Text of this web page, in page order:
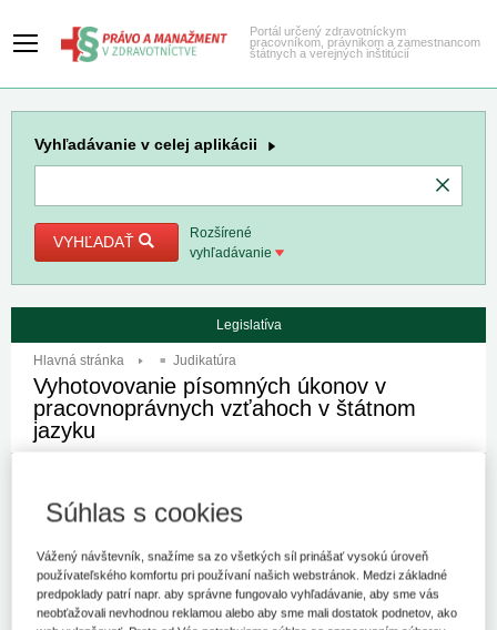
Portál určený zdravotníckym
pracovníkom, právnikom a zamestnancom
štátnych a verejných inštitúcií
Vyhľadávanie v celej aplikácii
VYHĽADAŤ
Rozšírené
vyhľadávanie
Legislatíva
Hlavná stránka Judikatúra
Vyhotovovanie písomných úkonov v
pracovnoprávnych vzťahoch v štátnom
jazyku
užívateľom.
Odomknite si prístup k odbornému obsahu na portáli.
Súhlas s cookies
Vážený návštevník, snažíme sa zo všetkých síl prinášať vysokú úroveň
používateľského komfortu pri používaní našich webstránok. Medzi základné
predpoklady patrí napr. aby správne fungovalo vyhľadávanie, aby sme vás
neobťažovali nevhodnou reklamou alebo aby sme mali dostatok podnetov, ako